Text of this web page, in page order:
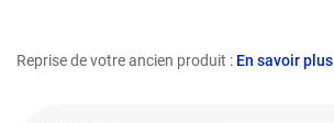
Reprise de votre ancien produit : En savoir plus